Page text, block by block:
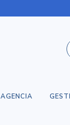
AGENCIA